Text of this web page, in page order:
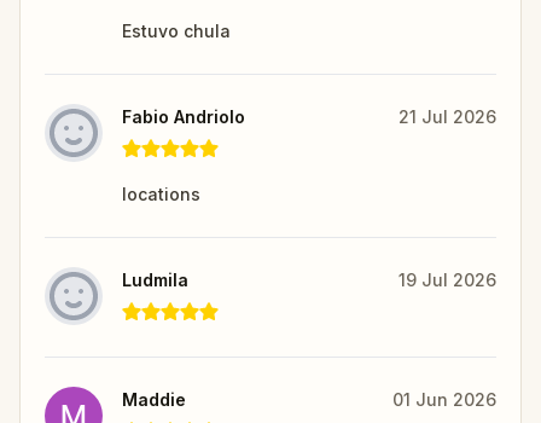
Estuvo chula
Fabio Andriolo 21 Jul 2026
locations
Ludmila 19 Jul 2026
Maddie 01 Jun 2026